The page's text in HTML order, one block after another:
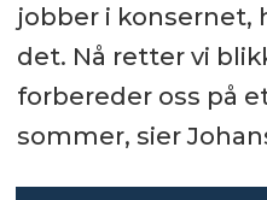
jobber i konsernet,
det. Nå retter vi
forbereder oss på
sommer, sier